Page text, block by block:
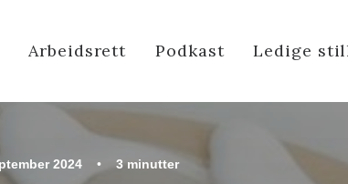
Arbeidsrett Podkast Ledige
2024 • 3 minutter